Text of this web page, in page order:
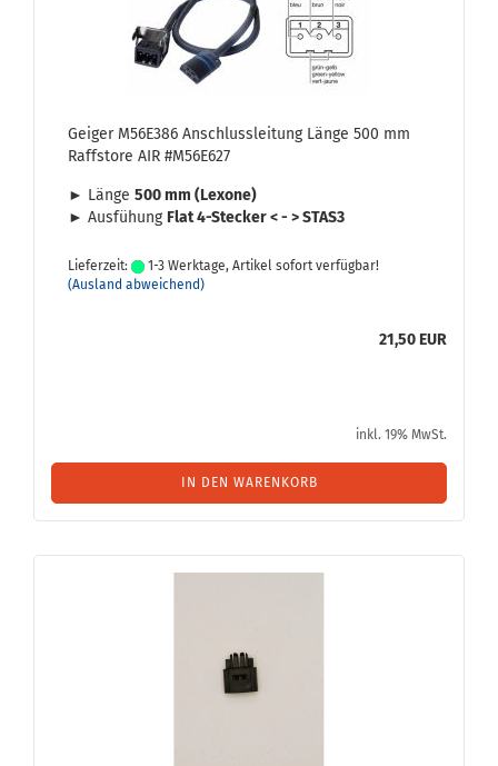
Gei­ger M56E386 An­schluss­lei­tung Länge 500 mm
Raffs­to­re AIR #M56E627
► Länge 500 mm (Lexo­ne)
► Aus­fü­hung Flat 4-​Stecker < - > STAS3
Lieferzeit:
1-3 Werktage, Artikel sofort verfügbar!
(Ausland abweichend)
21,50 EUR
inkl. 19% MwSt.
IN DEN WARENKORB